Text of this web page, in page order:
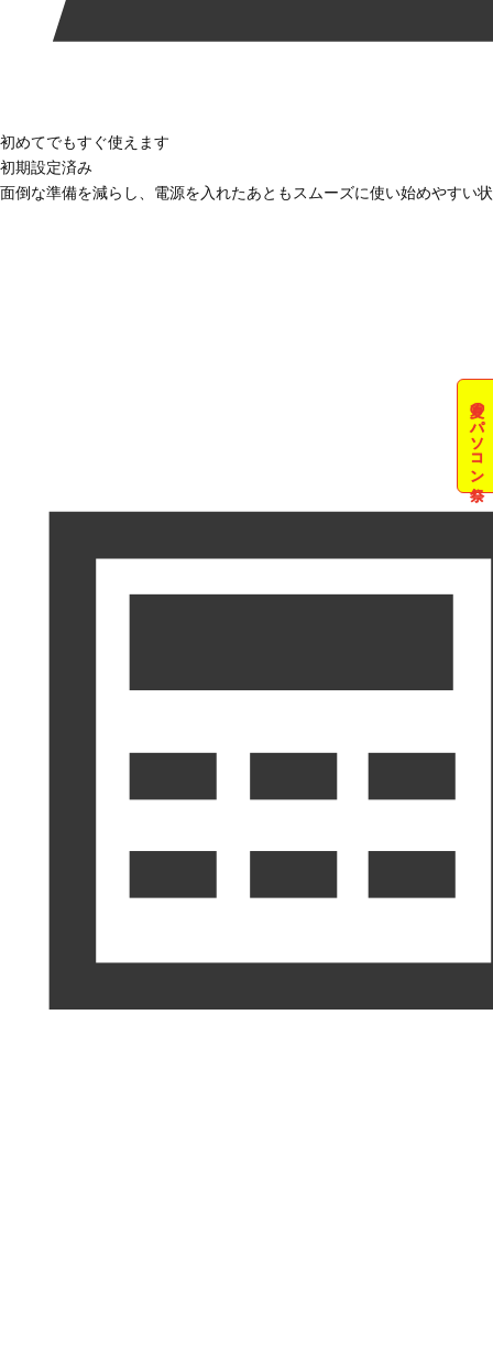
夏のパソコン祭
初めてでもすぐ使えます
初期設定済み
面倒な準備を減らし、電源を入れたあともスムーズに使い始めやすい